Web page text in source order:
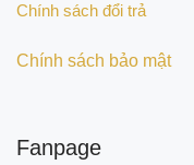
Chính sách đổi trả
Chính sách bảo mật
Fanpage